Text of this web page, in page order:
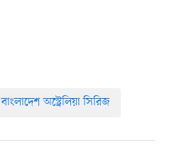
বাংলাদেশ অস্ট্রেলিয়া সিরিজ